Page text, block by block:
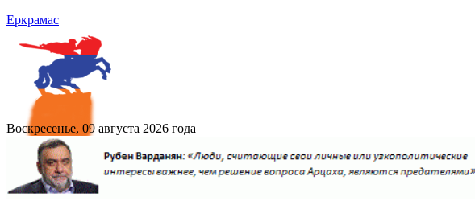
Еркрамас
Воскресенье, 09 августа 2026 года